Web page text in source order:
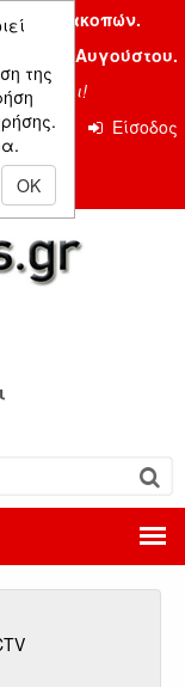
της
OK
διακοπών.
24 Αυγούστου.
Είσοδος